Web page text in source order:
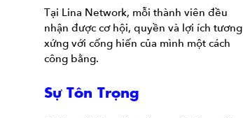
Tại Lina Network, mỗi thành viên đều
nhận được cơ hội, quyền và lợi ích tương
xứng với cống hiến của mình một cách
công bằng.
Sự Tôn Trọng